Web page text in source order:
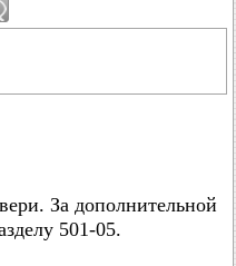
За дополнительной
501-05.